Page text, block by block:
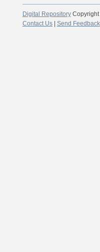
Digital Repository
Contact Us| Send Feedback